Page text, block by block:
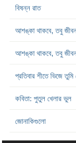
বিষন্ন রাত
আশঙ্কা থাকবে, তবু
আশঙ্কা থাকবে, তবু
প্রতিবার শীতে ভিজে
কবিতা: পুতুল খেলার ভুল
জোনাকিগুলো